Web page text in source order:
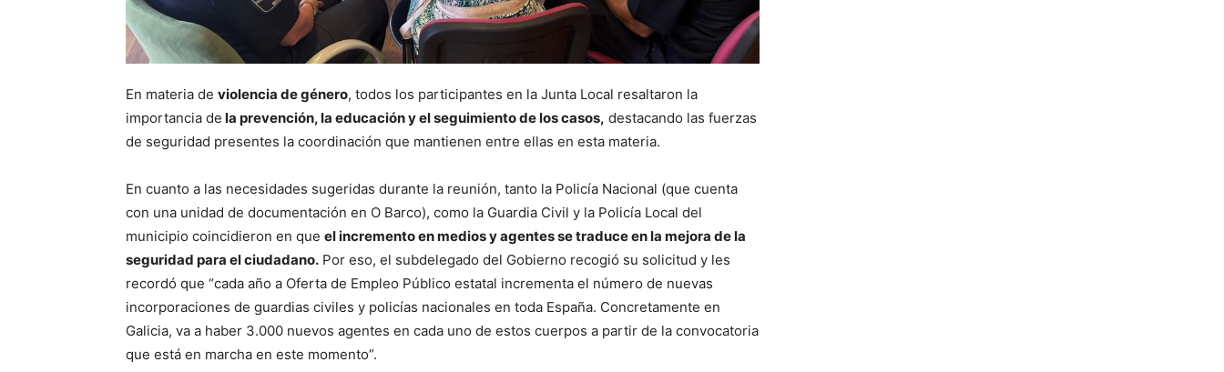
En materia de violencia de género, todos los participantes en la Junta Local resaltaron la
importancia de la prevención, la educación y el seguimiento de los casos, destacando las fuerzas
de seguridad presentes la coordinación que mantienen entre ellas en esta materia.
En cuanto a las necesidades sugeridas durante la reunión, tanto la Policía Nacional (que cuenta
con una unidad de documentación en O Barco), como la Guardia Civil y la Policía Local del
municipio coincidieron en que el incremento en medios y agentes se traduce en la mejora de la
seguridad para el ciudadano. Por eso, el subdelegado del Gobierno recogió su solicitud y les
recordó que “cada año a Oferta de Empleo Público estatal incrementa el número de nuevas
incorporaciones de guardias civiles y policías nacionales en toda España. Concretamente en
Galicia, va a haber 3.000 nuevos agentes en cada uno de estos cuerpos a partir de la convocatoria
que está en marcha en este momento”.